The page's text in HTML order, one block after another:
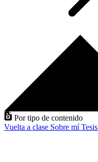
Por tipo de contenido
Vuelta a clase Sobre míTesis